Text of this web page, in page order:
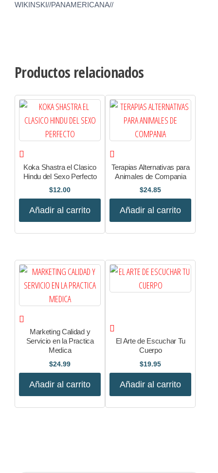
WIKINSKI//PANAMERICANA//
Productos relacionados
Koka Shastra el Clasico
Hindu del Sexo Perfecto
$12.00
Añadir al carrito
Terapias Alternativas para
Animales de Compania
$24.85
Añadir al carrito
Marketing Calidad y
Servicio en la Practica
Medica
$24.99
Añadir al carrito
El Arte de Escuchar Tu
Cuerpo
$19.95
Añadir al carrito